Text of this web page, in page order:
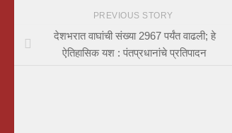
PREVIOUS STORY
देशभरात वाघांची संख्या 2967 पर्यंत वाढली; हे
ऐतिहासिक यश : पंतप्रधानांचे प्रतिपादन